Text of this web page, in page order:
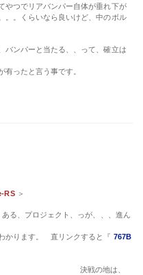
やつでリアバンパー自体が垂れ下が
。。くらいなら良いけど、中のボル
バンパーと当たる、、って、確立は
有ったと言う事です。
RS＞
る、プロジェクト、っが、、、進ん
かります。 直リンクすると『 767B
決戦の地は、